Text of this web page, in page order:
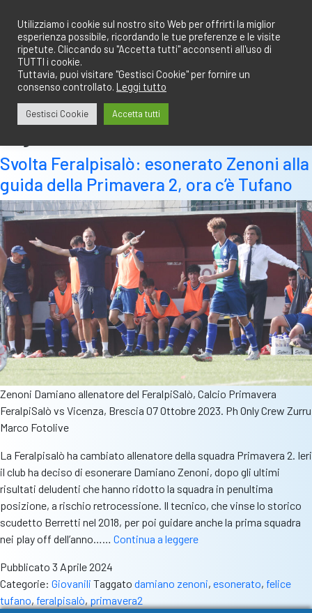
contenuto
Svolta Feralpisalò: esonerato Zenoni alla
guida della Primavera 2, ora c’è Tufano
Zenoni Damiano allenatore del FeralpiSalò, Calcio Primavera
FeralpiSalò vs Vicenza, Brescia 07 Ottobre 2023. Ph Only Crew Zurru
Marco Fotolive
La Feralpisalò ha cambiato allenatore della squadra Primavera 2. Ieri
il club ha deciso di esonerare Damiano Zenoni, dopo gli ultimi
risultati deludenti che hanno ridotto la squadra in penultima
posizione, a rischio retrocessione. Il tecnico, che vinse lo storico
scudetto Berretti nel 2018, per poi guidare anche la prima squadra
nei play off dell’anno…… Continua a leggereSvolta
Zenoni
alla
Pubblicato 3 Aprile 2024
Categorie: Giovanili Taggato damiano zenoni, esonerato, felice
tufano, feralpisalò, primavera2
Utilizziamo i cookie sul nostro sito Web per offrirti la miglior
esperienza possibile, ricordando le tue preferenze e le visite
ripetute. Cliccando su "Accetta tutti" acconsenti all'uso di
TUTTI i cookie.
Tuttavia, puoi visitare "Gestisci Cookie" per fornire un
consenso controllato. Leggi tutto
Gestisci Cookie Accetta tutti